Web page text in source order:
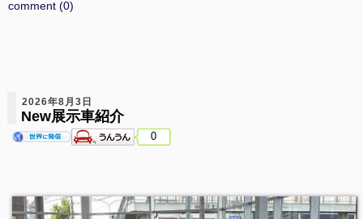
comment (0)
2026年8月3日
New展示車紹介
0